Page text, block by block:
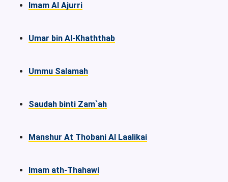
Imam Al Ajurri
Umar bin Al-Khaththab
Ummu Salamah
Saudah binti Zam`ah
Manshur At Thobani Al Laalikai
Imam ath-Thahawi